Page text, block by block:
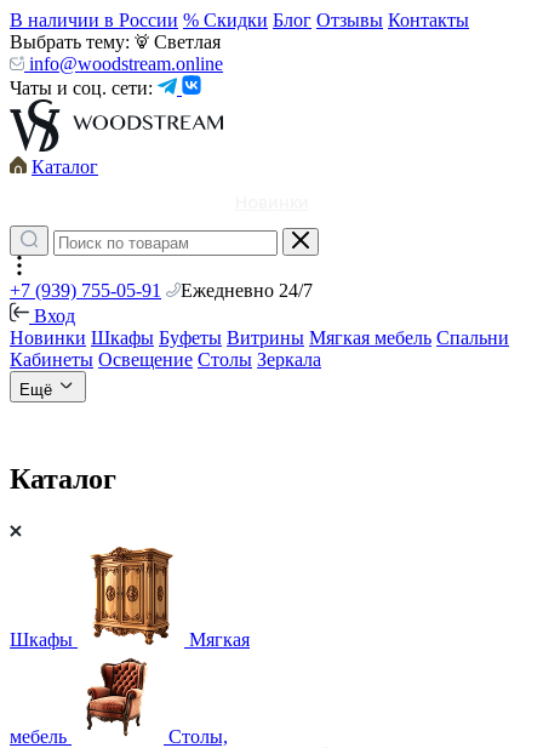
В наличии в России % Скидки Блог Отзывы Контакты
Выбрать тему:
Светлая
info@woodstream.online
Чаты и соц. сети:
Каталог
+7 (939) 755-05-91
Ежедневно 24/7
Вход
Новинки Шкафы Буфеты Витрины Мягкая мебель Спальни
Кабинеты Освещение Столы Зеркала
Ещё
Каталог
Шкафы Мягкая
мебель Столы,